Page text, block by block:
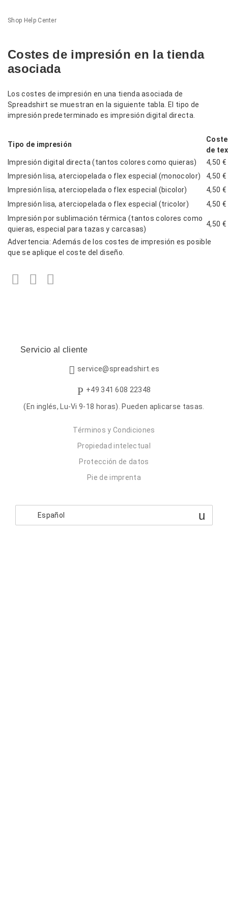
Shop Help Center
Costes de impresión en la tienda
asociada
Los costes de impresión en una tienda asociada de
Spreadshirt se muestran en la siguiente tabla. El tipo de
impresión predeterminado es impresión digital directa.
Tipo de impresión
de
Impresión digital directa (tantos colores como quieras)
4,50 €
Impresión lisa, aterciopelada o flex especial (monocolor)
4,50 €
Impresión lisa, aterciopelada o flex especial (bicolor)
4,50 €
Impresión lisa, aterciopelada o flex especial (tricolor)
4,50 €
Impresión por sublimación térmica (tantos colores como
quieras, especial para tazas y carcasas)
4,50 €
Advertencia: Además de los costes de impresión es posible
que se aplique el coste del diseño.
Servicio al cliente
service@spreadshirt.es
+49 341 608 22348
(En inglés, Lu-Vi 9-18 horas). Pueden aplicarse tasas.
Términos y Condiciones
Propiedad intelectual
Protección de datos
Pie de imprenta
Español